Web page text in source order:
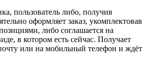
пользователь либо, получив
оформляет заказ, укомплектовав
либо соглашается на
в котором есть сейчас. Получает
или на мобильный телефон и ждёт